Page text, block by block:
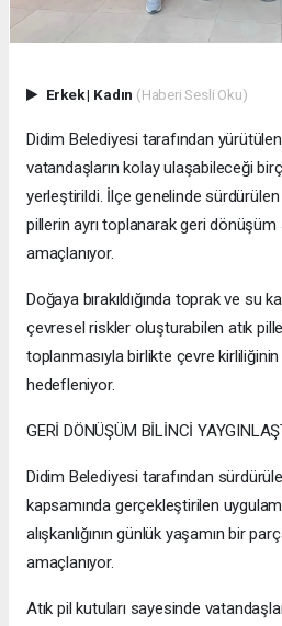
Erkek| Kadın (Haberi Sesli Oku)
Didim Belediyesi tarafından
vatandaşların kolay ulaşabileceği
yerleştirildi. İlçe genelinde
pillerin ayrı toplanarak geri dönüşüm
amaçlanıyor.
Doğaya bırakıldığında toprak ve su
çevresel riskler oluşturabilen atık
toplanmasıyla birlikte çevre
hedefleniyor.
GERİ DÖNÜŞÜM BİLİNCİ
Didim Belediyesi tarafından
kapsamında gerçekleştirilen
alışkanlığının günlük yaşamın bir
amaçlanıyor.
Atık pil kutuları sayesinde